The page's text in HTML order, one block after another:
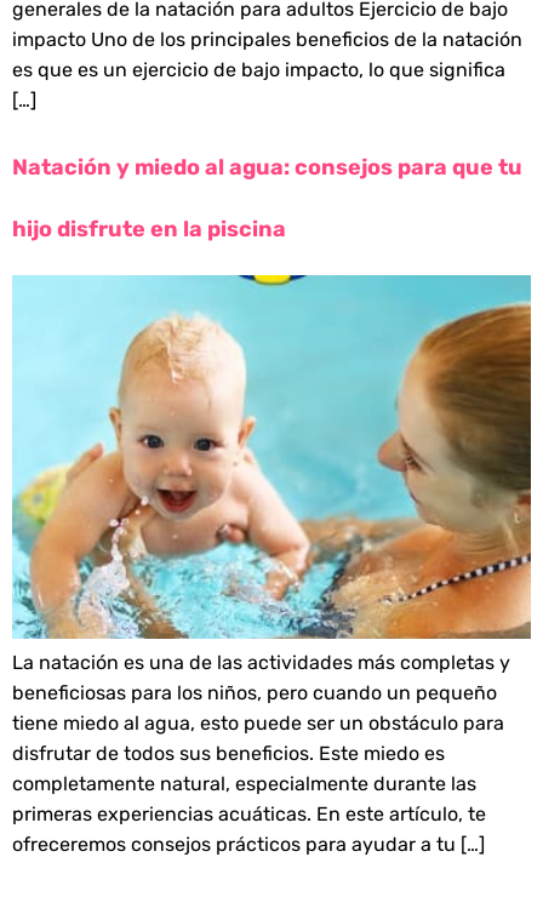
generales de la natación para adultos Ejercicio de bajo
impacto Uno de los principales beneficios de la natación
es que es un ejercicio de bajo impacto, lo que significa
[…]
Natación y miedo al agua: consejos para que tu
hijo disfrute en la piscina
La natación es una de las actividades más completas y
beneficiosas para los niños, pero cuando un pequeño
tiene miedo al agua, esto puede ser un obstáculo para
disfrutar de todos sus beneficios. Este miedo es
completamente natural, especialmente durante las
primeras experiencias acuáticas. En este artículo, te
ofreceremos consejos prácticos para ayudar a tu […]